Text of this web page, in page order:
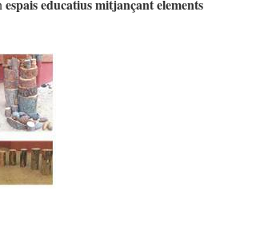
espais educatius mitjançant elements